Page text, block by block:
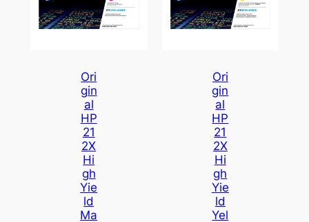
Ori
Gin
Al
HP
21
2X
Hi
Gh
Yie
Ld
Ma
Ori
Gin
Al
HP
21
2X
Hi
Gh
Yie
Ld
Yel